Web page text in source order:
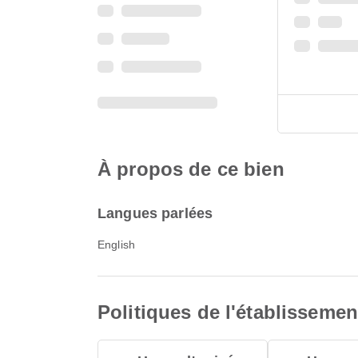
À propos de ce bien
Langues parlées
English
Politiques de